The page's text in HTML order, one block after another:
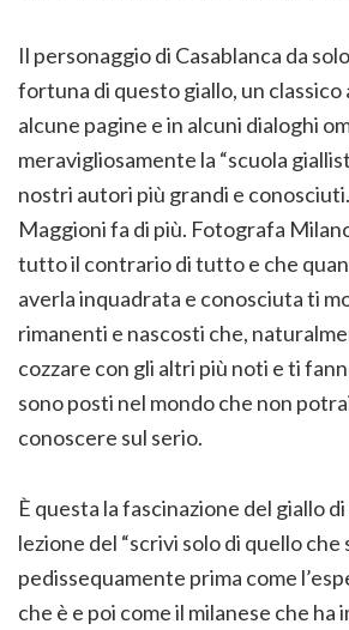
Il personaggio di Casablanca da
fortuna di questo giallo, un classico
alcune pagine e in alcuni dialoghi
meravigliosamente la “scuola
nostri autori più grandi e
Maggioni fa di più. Fotografa
tutto il contrario di tutto e che
averla inquadrata e conosciuta ti
rimanenti e nascosti che,
cozzare con gli altri più noti e ti
sono posti nel mondo che non
conoscere sul serio.
È questa la fascinazione del giallo
lezione del “scrivi solo di quello che
pedissequamente prima come
che è e poi come il milanese che ha